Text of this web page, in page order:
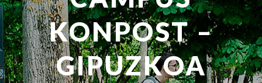
KONPOST –
GIPUZKOA